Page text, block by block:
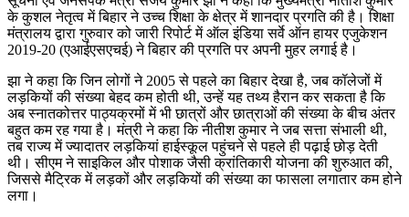
के कुशल नेतृत्व में बिहार ने उच्च शिक्षा के क्षेत्र में शानदार प्रगति की है। शिक्षा
मंत्रालय द्वारा गुरुवार को जारी रिपोर्ट में ऑल इंडिया सर्वे ऑन हायर एजुकेशन
2019-20 (एआईएसएचई) ने बिहार की प्रगति पर अपनी मुहर लगाई है।
झा ने कहा कि जिन लोगों ने 2005 से पहले का बिहार देखा है, जब कॉलेजों में
लड़कियों की संख्या बेहद कम होती थी, उन्हें यह तथ्य हैरान कर सकता है कि
अब स्नातकोत्तर पाठ्यक्रमों में भी छात्रों और छात्राओं की संख्या के बीच अंतर
बहुत कम रह गया है। मंत्री ने कहा कि नीतीश कुमार ने जब सत्ता संभाली थी,
तब राज्य में ज्यादातर लड़कियां हाईस्कूल पहुंचने से पहले ही पढ़ाई छोड़ देती
थी। सीएम ने साइकिल और पोशाक जैसी क्रांतिकारी योजना की शुरुआत की,
जिससे मैट्रिक में लड़कों और लड़कियों की संख्या का फासला लगातार कम होने
लगा।